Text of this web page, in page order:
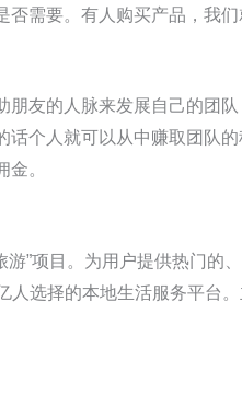
需要。有人购买产品，我
友的人脉来发展自己的团
个人就可以从中赚取团队
。
”项目。为用户提供热门的
选择的本地生活服务平台